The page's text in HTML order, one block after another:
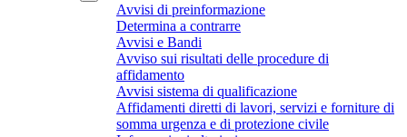
Avvisi di preinformazione
Determina a contrarre
Avvisi e Bandi
Avviso sui risultati delle procedure di
affidamento
Avvisi sistema di qualificazione
Affidamenti diretti di lavori, servizi e forniture di
somma urgenza e di protezione civile